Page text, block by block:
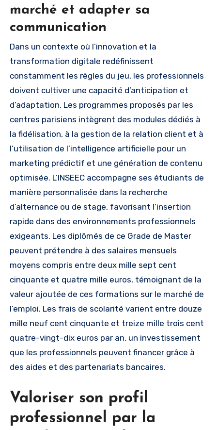
marché et adapter sa
communication
Dans un contexte où l’innovation et la
transformation digitale redéfinissent
constamment les règles du jeu, les professionnels
doivent cultiver une capacité d’anticipation et
d’adaptation. Les programmes proposés par les
centres parisiens intègrent des modules dédiés à
la fidélisation, à la gestion de la relation client et à
l’utilisation de l’intelligence artificielle pour un
marketing prédictif et une génération de contenu
optimisée. L’INSEEC accompagne ses étudiants de
manière personnalisée dans la recherche
d’alternance ou de stage, favorisant l’insertion
rapide dans des environnements professionnels
exigeants. Les diplômés de ce Grade de Master
peuvent prétendre à des salaires mensuels
moyens compris entre deux mille sept cent
cinquante et quatre mille euros, témoignant de la
valeur ajoutée de ces formations sur le marché de
l’emploi. Les frais de scolarité varient entre douze
mille neuf cent cinquante et treize mille trois cent
quatre-vingt-dix euros par an, un investissement
que les professionnels peuvent financer grâce à
des aides et des partenariats bancaires.
Valoriser son profil
professionnel par la